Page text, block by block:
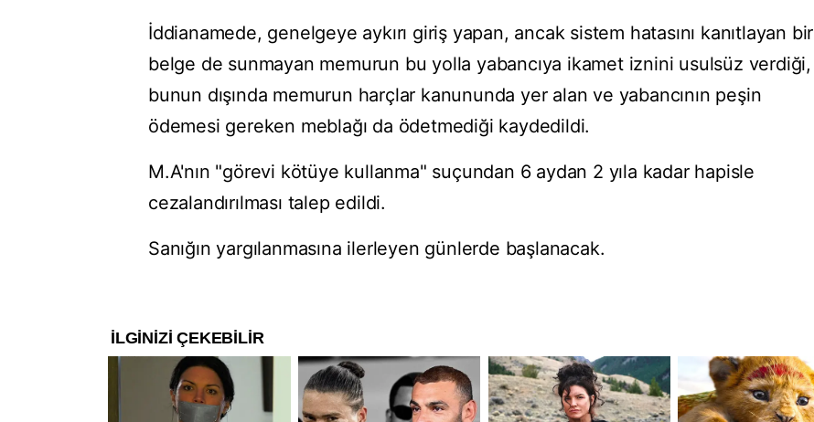
İddianamede, genelgeye aykırı giriş yapan, ancak sistem hatasını kanıtlayan bir
belge de sunmayan memurun bu yolla yabancıya ikamet iznini usulsüz verdiği,
bunun dışında memurun harçlar kanununda yer alan ve yabancının peşin
ödemesi gereken meblağı da ödetmediği kaydedildi.
M.A'nın "görevi kötüye kullanma" suçundan 6 aydan 2 yıla kadar hapisle
cezalandırılması talep edildi.
Sanığın yargılanmasına ilerleyen günlerde başlanacak.